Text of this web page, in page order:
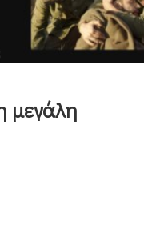
μεγάλη